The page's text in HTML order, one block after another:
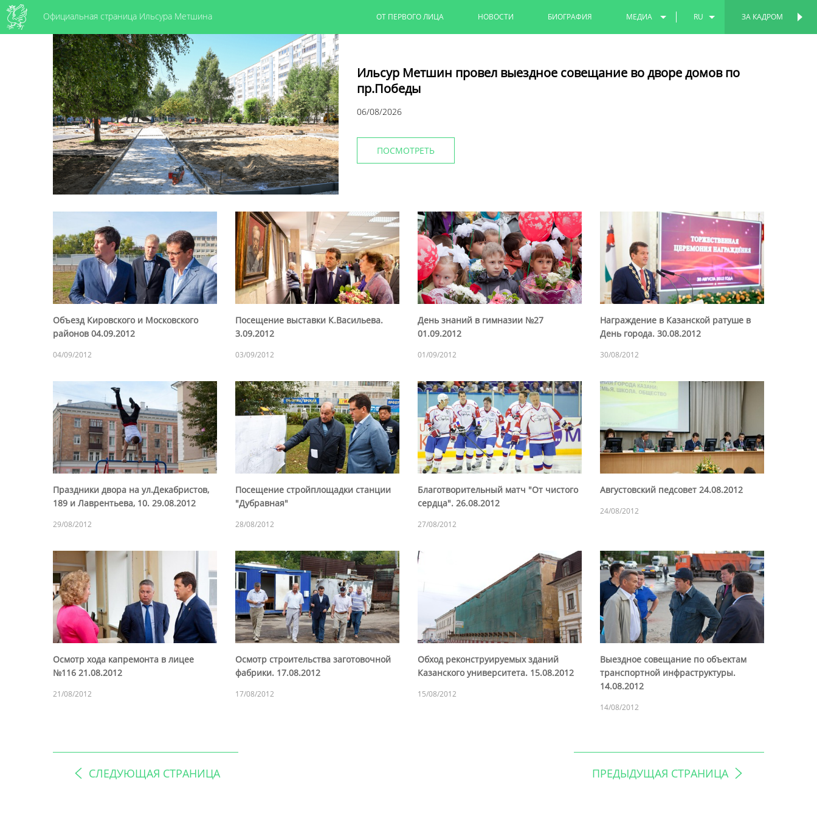
Официальная страница Ильсура Метшина ЗА КАДРОМ
ОТ ПЕРВОГО ЛИЦА НОВОСТИ БИОГРАФИЯ МЕДИА RU
Ильсур Метшин провел выездное совещание во дворе домов по
пр.Победы
06/08/2026
ПОСМОТРЕТЬ
Объезд Кировского и Московского
районов 04.09.2012
04/09/2012
Посещение выставки К.Васильева.
3.09.2012
03/09/2012
День знаний в гимназии №27
01.09.2012
01/09/2012
Награждение в Казанской ратуше в
День города. 30.08.2012
30/08/2012
Праздники двора на ул.Декабристов,
189 и Лаврентьева, 10. 29.08.2012
29/08/2012
Посещение стройплощадки станции
"Дубравная"
28/08/2012
Благотворительный матч "От чистого
сердца". 26.08.2012
27/08/2012
Августовский педсовет 24.08.2012
24/08/2012
Осмотр хода капремонта в лицее
№116 21.08.2012
21/08/2012
Осмотр строительства заготовочной
фабрики. 17.08.2012
17/08/2012
Обход реконструируемых зданий
Казанского университета. 15.08.2012
15/08/2012
Выездное совещание по объектам
транспортной инфраструктуры.
14.08.2012
14/08/2012
СЛЕДУЮЩАЯ СТРАНИЦА ПРЕДЫДУЩАЯ СТРАНИЦА
ПЕРСОНАЛЬНАЯ